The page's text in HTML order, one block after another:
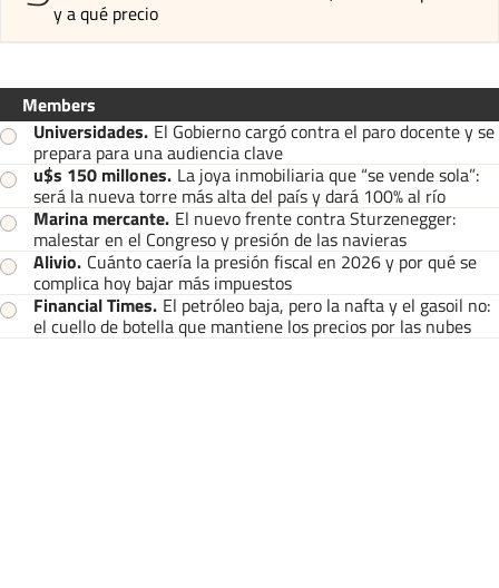
y a qué precio
Members
Universidades. El Gobierno cargó contra el paro docente y se
prepara para una audiencia clave
u$s 150 millones. La joya inmobiliaria que “se vende sola”:
será la nueva torre más alta del país y dará 100% al río
Marina mercante. El nuevo frente contra Sturzenegger:
malestar en el Congreso y presión de las navieras
Alivio. Cuánto caería la presión fiscal en 2026 y por qué se
complica hoy bajar más impuestos
Financial Times. El petróleo baja, pero la nafta y el gasoil no:
el cuello de botella que mantiene los precios por las nubes